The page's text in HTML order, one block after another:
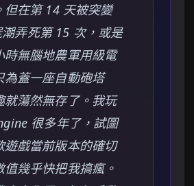
但在第 14 天被突變
弄死第 15 次，或是
時無腦地農軍用級電
為蓋一座自動砲塔
就蕩然無存了。我玩
很多年了，試圖
遊戲當前版本的確切
值幾乎快把我搞瘋。